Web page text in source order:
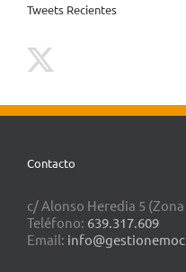
Tweets Recientes
Contacto
c/ Alonso Heredia 5
Teléfono: 639.317.609
Email: